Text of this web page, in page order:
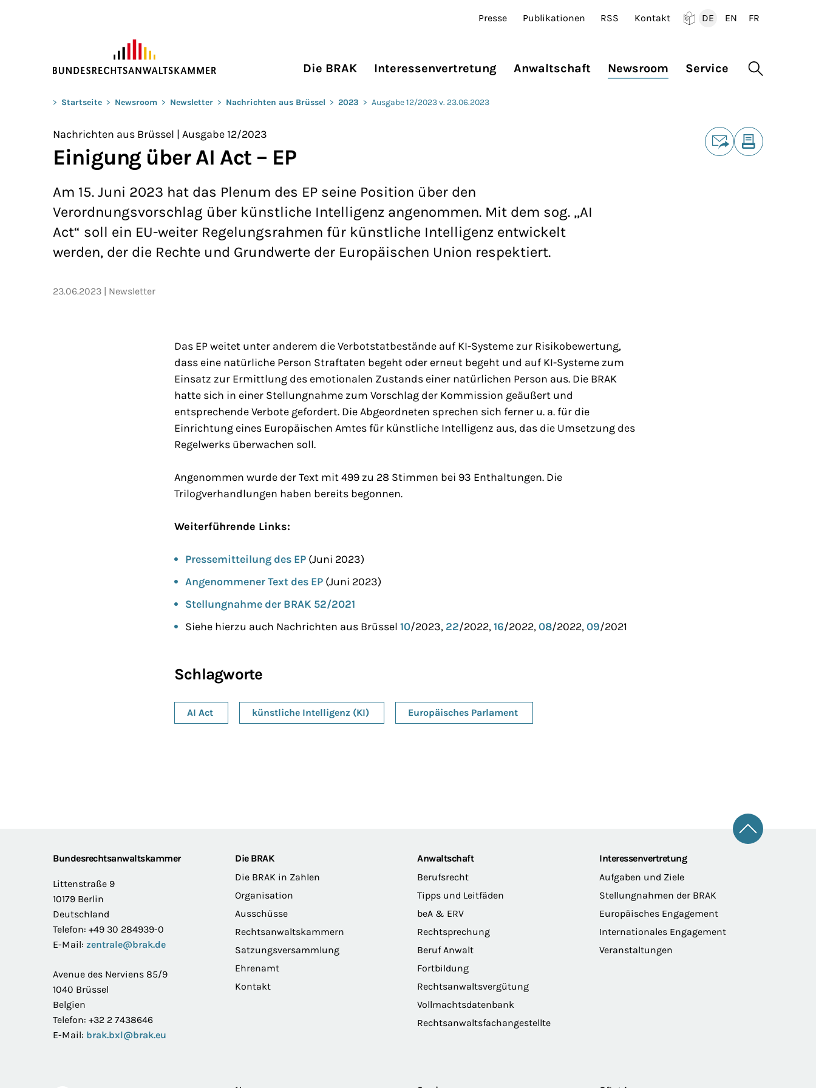
Presse Publikationen RSS Kontakt
DE
EN
FR
Die BRAK Interessenvertretung Anwaltschaft Newsroom Service Suche
Sie befinden sich hier:
> Startseite > Newsroom > Newsletter > Nachrichten aus Brüssel > 2023 > Ausgabe 12/2023 v. 23.06.2023
Nachrichten aus Brüssel | Ausgabe 12/2023
Einigung über AI Act – EP
Am 15. Juni 2023 hat das Plenum des EP seine Position über den
Verordnungsvorschlag über künstliche Intelligenz angenommen. Mit dem sog. „AI
Act“ soll ein EU-weiter Regelungsrahmen für künstliche Intelligenz entwickelt
werden, der die Rechte und Grundwerte der Europäischen Union respektiert.
23.06.2023 Newsletter
Das EP weitet unter anderem die Verbotstatbestände auf KI-Systeme zur Risikobewertung,
dass eine natürliche Person Straftaten begeht oder erneut begeht und auf KI-Systeme zum
Einsatz zur Ermittlung des emotionalen Zustands einer natürlichen Person aus. Die BRAK
hatte sich in einer Stellungnahme zum Vorschlag der Kommission geäußert und
entsprechende Verbote gefordert. Die Abgeordneten sprechen sich ferner u. a. für die
Einrichtung eines Europäischen Amtes für künstliche Intelligenz aus, das die Umsetzung des
Regelwerks überwachen soll.
Angenommen wurde der Text mit 499 zu 28 Stimmen bei 93 Enthaltungen. Die
Trilogverhandlungen haben bereits begonnen.
Weiterführende Links:
Pressemitteilung des EP (Juni 2023)
Angenommener Text des EP (Juni 2023)
Stellungnahme der BRAK 52/2021
Siehe hierzu auch Nachrichten aus Brüssel 10/2023, 22/2022,16/2022,08/2022,09/2021
Schlagworte
AI Act künstliche Intelligenz (KI) Europäisches Parlament
Footer
Zum
Bundesrechtsanwaltskammer
Littenstraße 9
10179 Berlin
Deutschland
Telefon: +49 30 284939-0
E-Mail: zentrale@brak.de
Avenue des Nerviens 85/9
1040 Brüssel
Belgien
Telefon: +32 2 7438646
E-Mail: brak.bxl@brak.eu
Die BRAK
Die BRAK in Zahlen
Organisation
Ausschüsse
Rechtsanwaltskammern
Satzungsversammlung
Ehrenamt
Kontakt
Anwaltschaft
Berufsrecht
Tipps und Leitfäden
beA & ERV
Rechtsprechung
Beruf Anwalt
Fortbildung
Rechtsanwaltsvergütung
Vollmachtsdatenbank
Rechtsanwaltsfachangestellte
Interessenvertretung
Aufgaben und Ziele
Stellungnahmen der BRAK
Europäisches Engagement
Internationales Engagement
Veranstaltungen